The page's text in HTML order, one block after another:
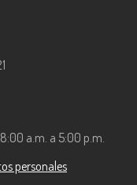
a.m. a 5:00 p.m.
personales